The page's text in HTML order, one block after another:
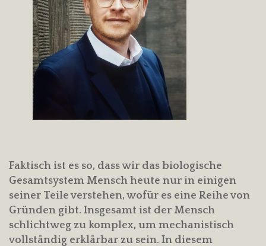
Faktisch ist es so, dass wir das biologische
Gesamtsystem Mensch heute nur in einigen
seiner Teile verstehen, wofür es eine Reihe von
Gründen gibt. Insgesamt ist der Mensch
schlichtweg zu komplex, um mechanistisch
vollständig erklärbar zu sein. In diesem